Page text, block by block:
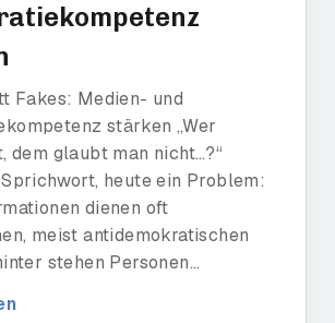
Fakes: Medien- und
stärken „Wer
dem glaubt man nicht…?“
heute ein Problem:
dienen oft
meist antidemokratischen
stehen Personen...